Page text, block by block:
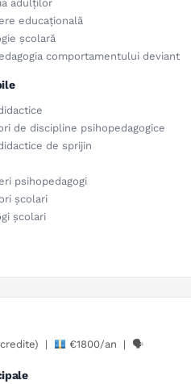
adulților
educațională
școlară
comportamentului deviant
de discipline psihopedagogice
de sprijin
psihopedagogi
școlari
școlari
| €1800/an | 🗣